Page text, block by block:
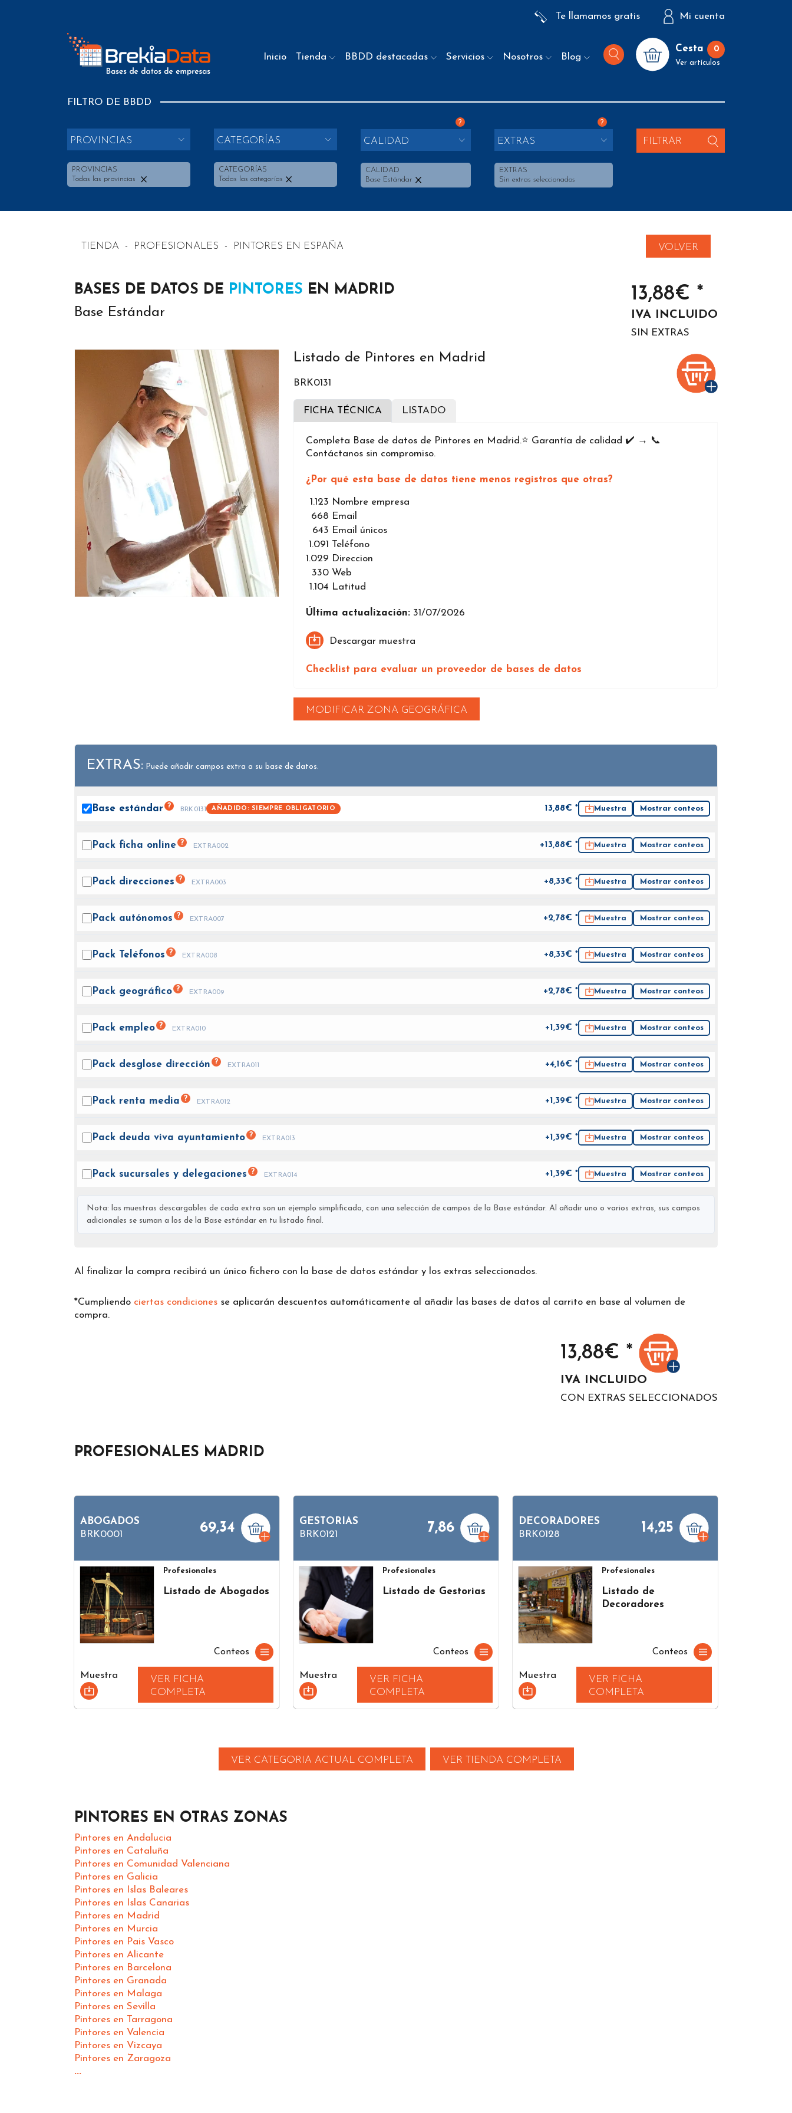
Te llamamos gratis Mi cuenta
Inicio Tienda BBDD destacadas Servicios Nosotros Blog
Cesta 0
Ver artículos
FILTRO DE BBDD
PROVINCIAS
PROVINCIAS
Todas las provincias
CATEGORÍAS
CATEGORÍAS
Todas las categorías
?
CALIDAD
CALIDAD
Base Estándar
?
EXTRAS
EXTRAS
Sin extras seleccionados
FILTRAR
TIENDA - PROFESIONALES - PINTORES EN ESPAÑA VOLVER
BASES DE DATOS DE PINTORES EN MADRID
Base Estándar
13,88€ *
IVA INCLUIDO
SIN EXTRAS
Listado de Pintores en Madrid
BRK0131
FICHA TÉCNICA LISTADO
Completa Base de datos de Pintores en Madrid.⭐️ Garantía de calidad ✔️ → 📞
Contáctanos sin compromiso.
¿Por qué esta base de datos tiene menos registros que otras?
1.123 Nombre empresa
668 Email
643 Email únicos
1.091 Teléfono
1.029 Direccion
330 Web
1.104 Latitud
Última actualización: 31/07/2026
Descargar muestra
Checklist para evaluar un proveedor de bases de datos
MODIFICAR ZONA GEOGRÁFICA
EXTRAS: Puede añadir campos extra a su base de datos.
Base estándar ? BRK0131 AÑADIDO: SIEMPRE OBLIGATORIO 13,88€ * Muestra Mostrar conteos
Pack ficha online ? EXTRA002 +13,88€ * Muestra Mostrar conteos
Pack direcciones ? EXTRA003 +8,33€ * Muestra Mostrar conteos
Pack autónomos ? EXTRA007 +2,78€ * Muestra Mostrar conteos
Pack Teléfonos ? EXTRA008 +8,33€ * Muestra Mostrar conteos
Pack geográfico ? EXTRA009 +2,78€ * Muestra Mostrar conteos
Pack empleo ? EXTRA010 +1,39€ * Muestra Mostrar conteos
Pack desglose dirección ? EXTRA011 +4,16€ * Muestra Mostrar conteos
Pack renta media ? EXTRA012 +1,39€ * Muestra Mostrar conteos
Pack deuda viva ayuntamiento ? EXTRA013 +1,39€ * Muestra Mostrar conteos
Pack sucursales y delegaciones ? EXTRA014 +1,39€ * Muestra Mostrar conteos
Nota: las muestras descargables de cada extra son un ejemplo simplificado, con una selección de campos de la Base estándar. Al añadir uno o varios extras, sus campos
adicionales se suman a los de la Base estándar en tu listado final.
Al finalizar la compra recibirá un único fichero con la base de datos estándar y los extras seleccionados.
*Cumpliendo ciertas condiciones se aplicarán descuentos automáticamente al añadir las bases de datos al carrito en base al volumen de
compra.
13,88€ *
IVA INCLUIDO
CON EXTRAS SELECCIONADOS
PROFESIONALES MADRID
ABOGADOS
BRK0001
69,34
Profesionales
Listado de Abogados
Conteos
Muestra
VER FICHA
COMPLETA
GESTORIAS
BRK0121
7,86
Profesionales
Listado de Gestorias
Conteos
Muestra
VER FICHA
COMPLETA
DECORADORES
BRK0128
14,25
Profesionales
Listado de
Decoradores
Conteos
Muestra
VER FICHA
COMPLETA
VER CATEGORIA ACTUAL COMPLETA VER TIENDA COMPLETA
PINTORES EN OTRAS ZONAS
Pintores en Andalucia
Pintores en Cataluña
Pintores en Comunidad Valenciana
Pintores en Galicia
Pintores en Islas Baleares
Pintores en Islas Canarias
Pintores en Madrid
Pintores en Murcia
Pintores en Pais Vasco
Pintores en Alicante
Pintores en Barcelona
Pintores en Granada
Pintores en Malaga
Pintores en Sevilla
Pintores en Tarragona
Pintores en Valencia
Pintores en Vizcaya
Pintores en Zaragoza
...